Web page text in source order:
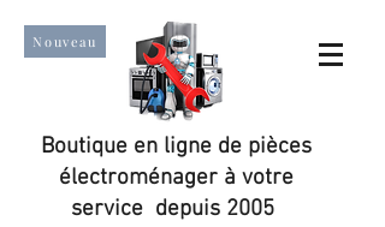
Nouveau
Boutique en ligne de pièces
électroménager à votre
service depuis 2005